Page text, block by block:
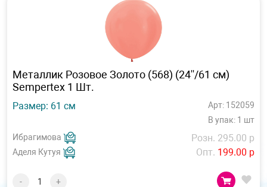
Металлик Розовое Золото (568) (24''/61 см)
Sempertex 1 Шт.
Размер: 61 см
Арт: 152059
В упак: 1 шт
Ибрагимова
Аделя Кутуя
Розн. 295.00 р
Опт. 199.00 р
- +